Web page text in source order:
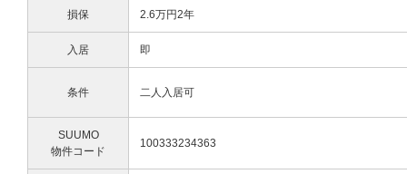
損保 2.6万円2年
入居 即
条件 二人入居可
SUUMO
物件コード
100333234363